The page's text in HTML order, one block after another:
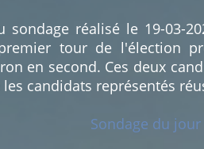
sondage réalisé le 19-03-
tour de l'élection
en second. Ces deux
candidats représentés
Sondage du